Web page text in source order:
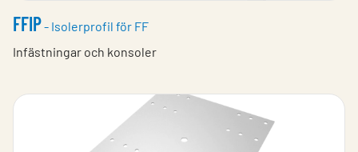
FFIP- Isolerprofil för FF
Infästningar och konsoler